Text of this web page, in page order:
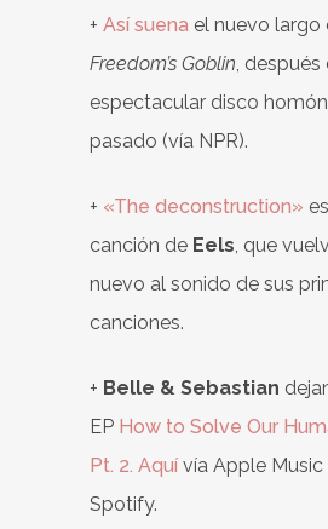
+ Así suena el nuevo largo
Freedom’s Goblin, después
espectacular disco
pasado (vía NPR).
+ «The deconstruction»
canción de Eels, que
nuevo al sonido de sus
canciones.
+ Belle & Sebastian
EP How to Solve Our
Pt. 2. Aquí vía Apple Music
Spotify.